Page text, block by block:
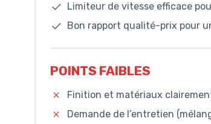
Limiteur de vitesse efficace
Bon rapport qualité-prix pour
POINTS FAIBLES
Finition et matériaux
Demande de l’entretien